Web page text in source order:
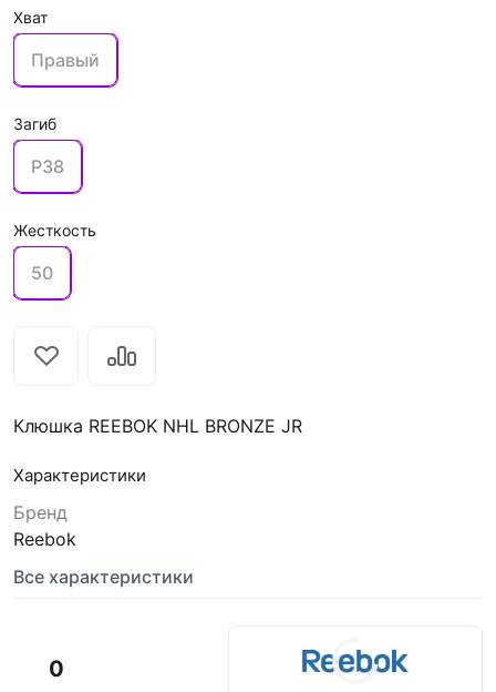
Хват
Правый
Загиб
P38
Жесткость
50
Клюшка REEBOK NHL BRONZE JR
Характеристики
Бренд
Reebok
Все характеристики
0